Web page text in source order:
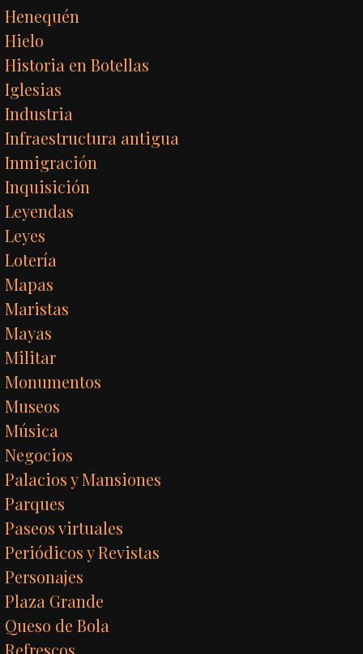
Henequén
Hielo
Historia en Botellas
Iglesias
Industria
Infraestructura antigua
Inmigración
Inquisición
Leyendas
Leyes
Lotería
Mapas
Maristas
Mayas
Militar
Monumentos
Museos
Música
Negocios
Palacios y Mansiones
Parques
Paseos virtuales
Periódicos y Revistas
Personajes
Plaza Grande
Queso de Bola
Refrescos